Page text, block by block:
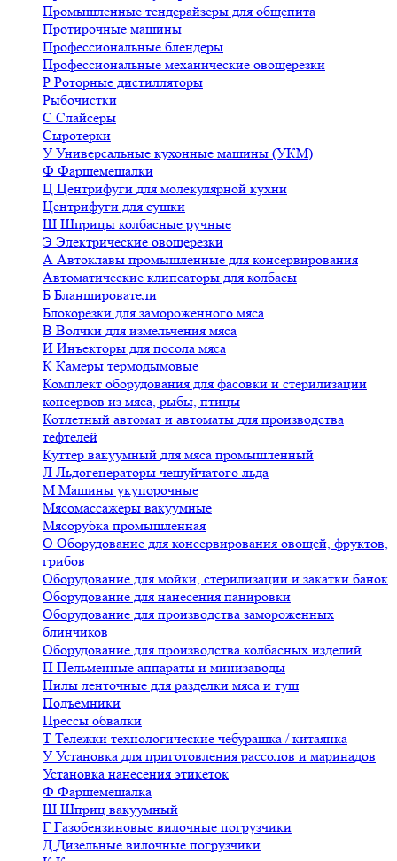
Промышленные тендерайзеры для общепита
Протирочные машины
Профессиональные блендеры
Профессиональные механические овощерезки
Р Роторные дистилляторы
Рыбочистки
С Слайсеры
Сыротерки
У Универсальные кухонные машины (УКМ)
Ф Фаршемешалки
Ц Центрифуги для молекулярной кухни
Центрифуги для сушки
Ш Шприцы колбасные ручные
Э Электрические овощерезки
А Автоклавы промышленные для консервирования
Автоматические клипсаторы для колбасы
Б Бланширователи
Блокорезки для замороженного мяса
В Волчки для измельчения мяса
И Инъекторы для посола мяса
К Камеры термодымовые
Комплект оборудования для фасовки и стерилизации
консервов из мяса, рыбы, птицы
Котлетный автомат и автоматы для производства
тефтелей
Куттер вакуумный для мяса промышленный
Л Льдогенераторы чешуйчатого льда
М Машины укупорочные
Мясомассажеры вакуумные
Мясорубка промышленная
О Оборудование для консервирования овощей, фруктов,
грибов
Оборудование для мойки, стерилизации и закатки банок
Оборудование для нанесения панировки
Оборудование для производства замороженных
блинчиков
Оборудование для производства колбасных изделий
П Пельменные аппараты и минизаводы
Пилы ленточные для разделки мяса и туш
Подъемники
Прессы обвалки
Т Тележки технологические чебурашка / китаянка
У Установка для приготовления рассолов и маринадов
Установка нанесения этикеток
Ф Фаршемешалка
Ш Шприц вакуумный
Г Газобензиновые вилочные погрузчики
Д Дизельные вилочные погрузчики